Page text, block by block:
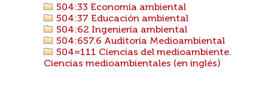
504:33 Economía ambiental
504:37 Educación ambiental
504:62 Ingeniería ambiental
504:657.6 Auditoría Medioambiental
504=111 Ciencias del medioambiente.
Ciencias medioambientales (en inglés)